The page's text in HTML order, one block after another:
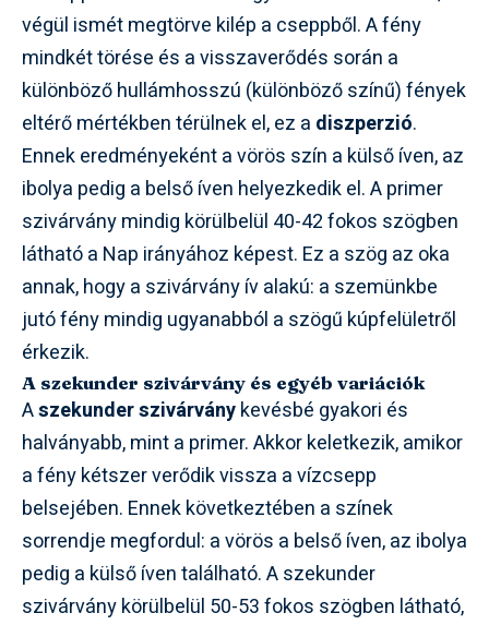
végül ismét megtörve kilép a cseppből. A fény
mindkét törése és a visszaverődés során a
különböző hullámhosszú (különböző színű) fények
eltérő mértékben térülnek el, ez a diszperzió.
Ennek eredményeként a vörös szín a külső íven, az
ibolya pedig a belső íven helyezkedik el. A primer
szivárvány mindig körülbelül 40-42 fokos szögben
látható a Nap irányához képest. Ez a szög az oka
annak, hogy a szivárvány ív alakú: a szemünkbe
jutó fény mindig ugyanabból a szögű kúpfelületről
érkezik.
A szekunder szivárvány és egyéb variációk
Aszekunder szivárványkevésbé gyakori és
halványabb, mint a primer. Akkor keletkezik, amikor
a fény kétszer verődik vissza a vízcsepp
belsejében. Ennek következtében a színek
sorrendje megfordul: a vörös a belső íven, az ibolya
pedig a külső íven található. A szekunder
szivárvány körülbelül 50-53 fokos szögben látható,